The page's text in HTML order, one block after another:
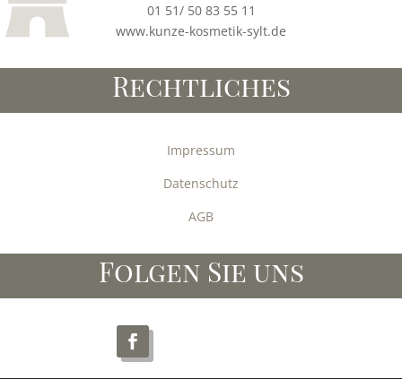
01 51/ 50 83 55 11
www.kunze-kosmetik-sylt.de
Rechtliches
Impressum
Datenschutz
AGB
Folgen Sie uns